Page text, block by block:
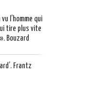
vu l’homme qui
tire plus vite
Bouzard
Frantz